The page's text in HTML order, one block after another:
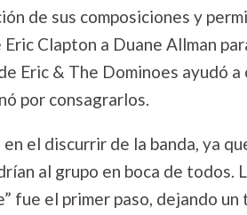
de sus composiciones y
Clapton a Duane Allman
Eric & The Dominoes ayudó a
por consagrarlos.
el discurrir de la banda, ya
al grupo en boca de todos.
fue el primer paso, dejando